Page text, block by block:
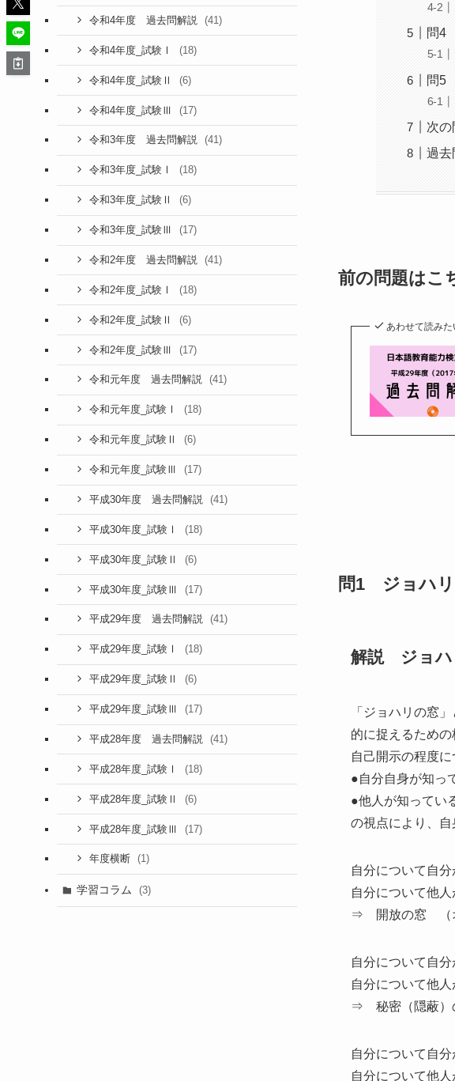
問4
問5
次の
過去
前の問題はこ
あわせて読みた
問1 ジョハ
解説 ジョハ
「ジョハリの窓」
的に捉えるための
自己開示の程度に
●自分自身が知っ
●他人が知ってい
の視点により、自
自分について自分
自分について他人
⇒
開放の窓
自分について自分
自分について他人
⇒ 秘密（隠蔽）
自分について自分
自分について他人
令和4年度 過去問解説 (41)
令和4年度_試験Ⅰ (18)
令和4年度_試験Ⅱ (6)
令和4年度_試験Ⅲ (17)
令和3年度 過去問解説 (41)
令和3年度_試験Ⅰ (18)
令和3年度_試験Ⅱ (6)
令和3年度_試験Ⅲ (17)
令和2年度 過去問解説 (41)
令和2年度_試験Ⅰ (18)
令和2年度_試験Ⅱ (6)
令和2年度_試験Ⅲ (17)
令和元年度 過去問解説 (41)
令和元年度_試験Ⅰ (18)
令和元年度_試験Ⅱ (6)
令和元年度_試験Ⅲ (17)
平成30年度 過去問解説 (41)
平成30年度_試験Ⅰ (18)
平成30年度_試験Ⅱ (6)
平成30年度_試験Ⅲ (17)
平成29年度 過去問解説 (41)
平成29年度_試験Ⅰ (18)
平成29年度_試験Ⅱ (6)
平成29年度_試験Ⅲ (17)
平成28年度 過去問解説 (41)
平成28年度_試験Ⅰ (18)
平成28年度_試験Ⅱ (6)
平成28年度_試験Ⅲ (17)
年度横断 (1)
学習コラム (3)